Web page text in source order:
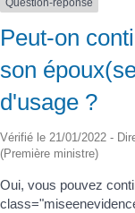
Question-réponse
Peut-on
son
d'usage ?
Vérifié le 21/01/2022 -
(Première ministre)
Oui, vous pouvez